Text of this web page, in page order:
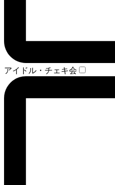
アイドル・チェキ会